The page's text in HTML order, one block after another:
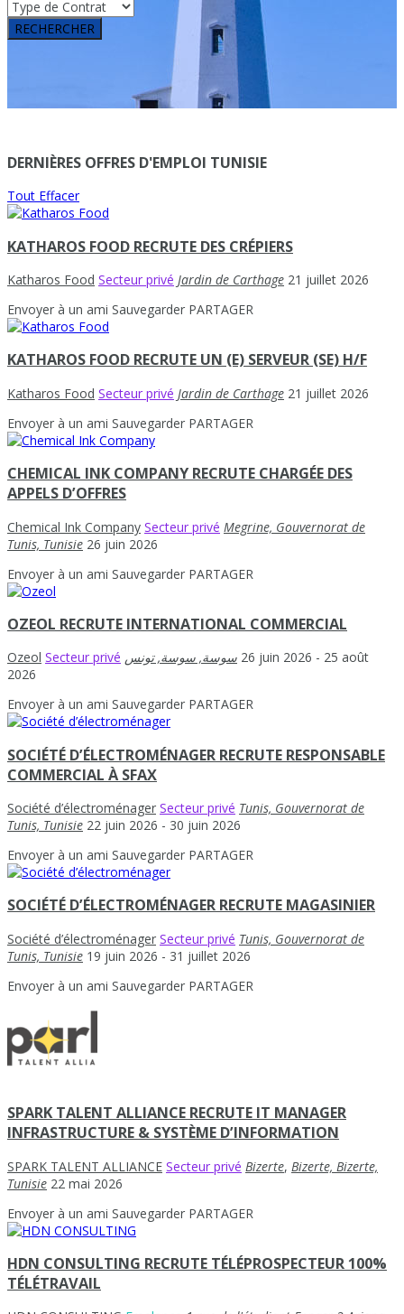
RECHERCHER
DERNIÈRES OFFRES D'EMPLOI TUNISIE
Tout Effacer
KATHAROS FOOD RECRUTE DES CRÉPIERS
Katharos Food Secteur privé Jardin de Carthage 21 juillet 2026
Envoyer à un ami Sauvegarder PARTAGER
KATHAROS FOOD RECRUTE UN (E) SERVEUR (SE) H/F
Katharos Food Secteur privé Jardin de Carthage 21 juillet 2026
Envoyer à un ami Sauvegarder PARTAGER
CHEMICAL INK COMPANY RECRUTE CHARGÉE DES
APPELS D’OFFRES
Chemical Ink Company Secteur privé Megrine, Gouvernorat de
Tunis, Tunisie 26 juin 2026
Envoyer à un ami Sauvegarder PARTAGER
OZEOL RECRUTE INTERNATIONAL COMMERCIAL
Ozeol Secteur privé 26 juin 2026 - 25 août
2026
Envoyer à un ami Sauvegarder PARTAGER
SOCIÉTÉ D’ÉLECTROMÉNAGER RECRUTE RESPONSABLE
COMMERCIAL À SFAX
Société d’électroménager Secteur privé Tunis, Gouvernorat de
Tunis, Tunisie 22 juin 2026 - 30 juin 2026
Envoyer à un ami Sauvegarder PARTAGER
SOCIÉTÉ D’ÉLECTROMÉNAGER RECRUTE MAGASINIER
Société d’électroménager Secteur privé Tunis, Gouvernorat de
Tunis, Tunisie 19 juin 2026 - 31 juillet 2026
Envoyer à un ami Sauvegarder PARTAGER
SPARK TALENT ALLIANCE RECRUTE IT MANAGER
INFRASTRUCTURE & SYSTÈME D’INFORMATION
SPARK TALENT ALLIANCE Secteur privé Bizerte, Bizerte, Bizerte,
Tunisie 22 mai 2026
Envoyer à un ami Sauvegarder PARTAGER
HDN CONSULTING RECRUTE TÉLÉPROSPECTEUR 100%
TÉLÉTRAVAIL